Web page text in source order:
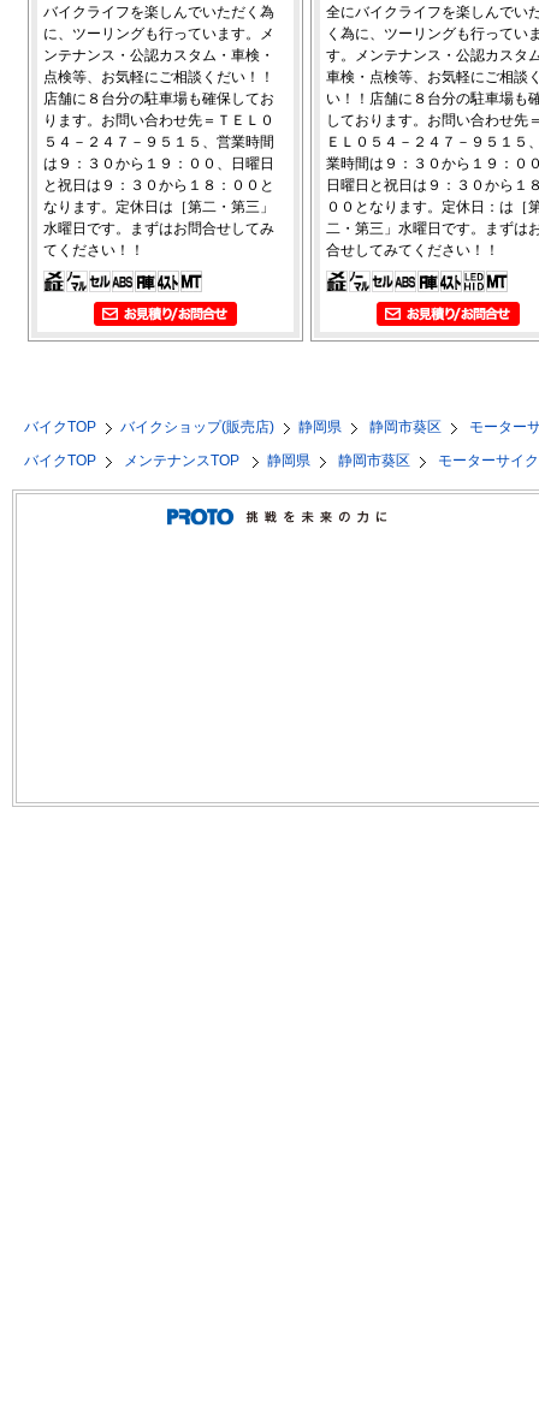
バイクライフを楽しんでいただく為
に、ツーリングも行っています。メ
ンテナンス・公認カスタム・車検・
点検等、お気軽にご相談くだい！！
店舗に８台分の駐車場も確保してお
ります。お問い合わせ先＝ＴＥＬ０
５４－２４７－９５１５、営業時間
は９：３０から１９：００、日曜日
と祝日は９：３０から１８：００と
なります。定休日は［第二・第三」
水曜日です。まずはお問合せしてみ
てください！！
全にバイクライフを楽しんでい
く為に、ツーリングも行ってい
す。メンテナンス・公認カスタ
車検・点検等、お気軽にご相談
い！！店舗に８台分の駐車場も
しております。お問い合わせ先
ＥＬ０５４－２４７－９５１５
業時間は９：３０から１９：０
日曜日と祝日は９：３０から１
００となります。定休日：は［
二・第三」水曜日です。まずは
合せしてみてください！！
バイクTOP バイクショップ(販売店) 静岡県 静岡市葵区
モーター
バイクTOP
メンテナンスTOP 静岡県 静岡市葵区 モーターサイ